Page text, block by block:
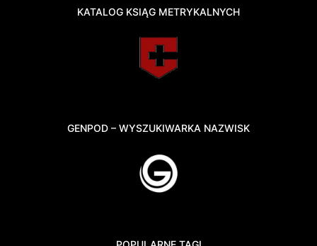
KATALOG KSIĄG METRYKALNYCH
GENPOD – WYSZUKIWARKA NAZWISK